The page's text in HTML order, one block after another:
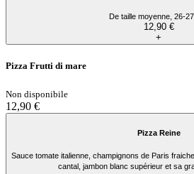
De taille moyenne, 26-
12,90 €
+
Pizza Frutti di mare
Non disponibile
12,90 €
Pizza Reine
Sauce tomate italienne, champignons de Paris
cantal, jambon blanc supérieur et sa